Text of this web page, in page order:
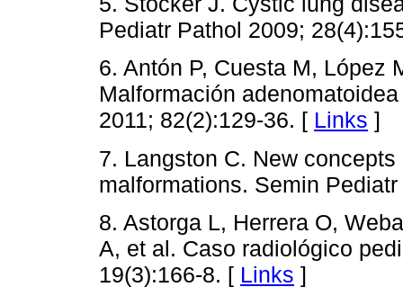
Pediatr Pathol 2009;
6. Antón P, Cuesta M, López
Malformación
2011; 82(2):129-36. [ Links ]
7. Langston C. New
malformations. Semin
8. Astorga L, Herrera O,
A, et al. Caso radiológico
19(3):166-8. [ Links ]